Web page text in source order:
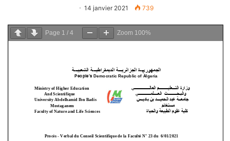
14 janvier 2021 739
Page 1 / 4 Zoom 100%